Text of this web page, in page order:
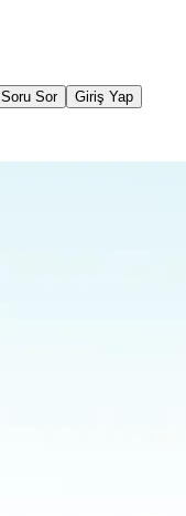
Soru Sor Giriş Yap